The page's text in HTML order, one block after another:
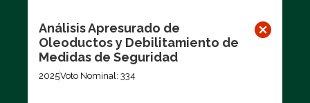
Análisis Apresurado de
Oleoductos y Debilitamiento de
Medidas de Seguridad
2025Voto Nominal: 334